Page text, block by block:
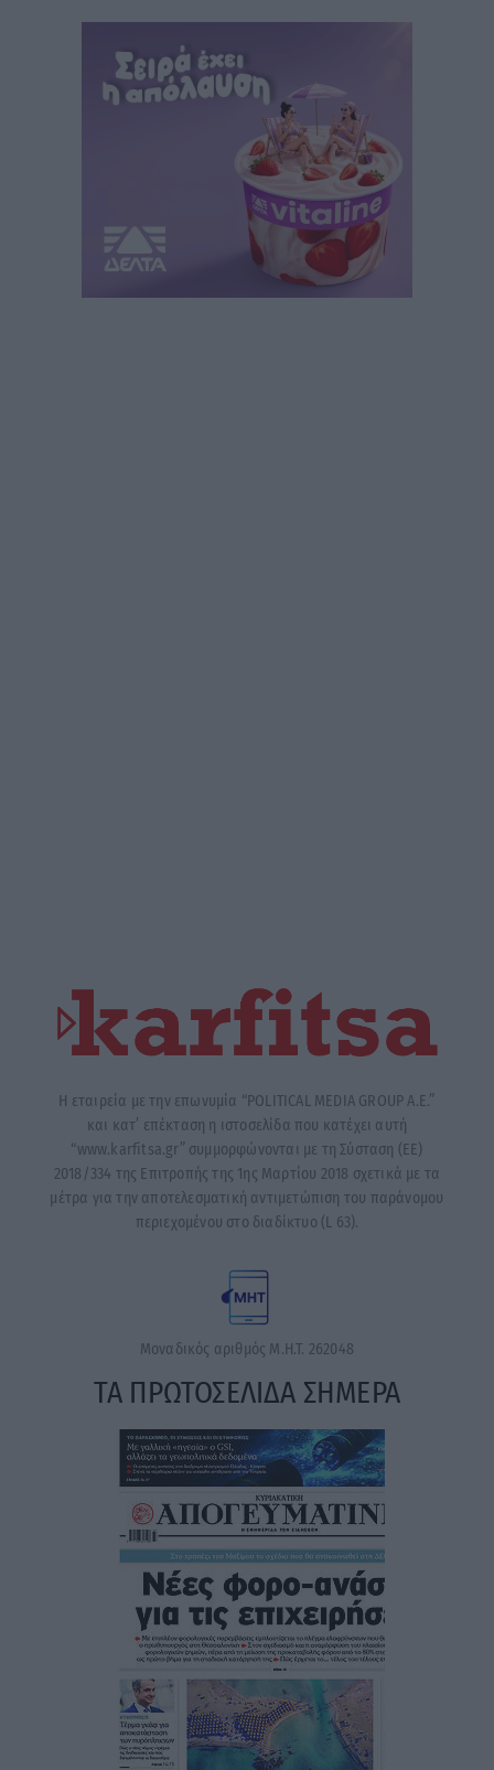
Η εταιρεία με την επωνυμία “POLITICAL MEDIA GROUP A.E.”
και κατ’ επέκταση η ιστοσελίδα που κατέχει αυτή
“www.karfitsa.gr” συμμορφώνονται με τη Σύσταση (ΕΕ)
2018/334 της Επιτροπής της 1ης Μαρτίου 2018 σχετικά με τα
μέτρα για την αποτελεσματική αντιμετώπιση του παράνομου
περιεχομένου στο διαδίκτυο (L 63).
Μοναδικός αριθμός Μ.Η.Τ. 262048
ΤΑ ΠΡΩΤΟΣΕΛΙΔΑ ΣΗΜΕΡΑ